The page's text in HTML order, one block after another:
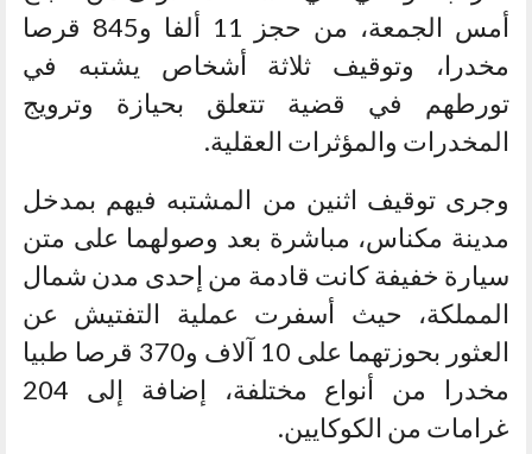
أمس الجمعة، من حجز 11 ألفا و845 قرصا
مخدرا، وتوقيف ثلاثة أشخاص يشتبه في
تورطهم في قضية تتعلق بحيازة وترويج
المخدرات والمؤثرات العقلية.
وجرى توقيف اثنين من المشتبه فيهم بمدخل
مدينة مكناس، مباشرة بعد وصولهما على متن
سيارة خفيفة كانت قادمة من إحدى مدن شمال
المملكة، حيث أسفرت عملية التفتيش عن
العثور بحوزتهما على 10 آلاف و370 قرصا طبيا
مخدرا من أنواع مختلفة، إضافة إلى 204
غرامات من الكوكايين.